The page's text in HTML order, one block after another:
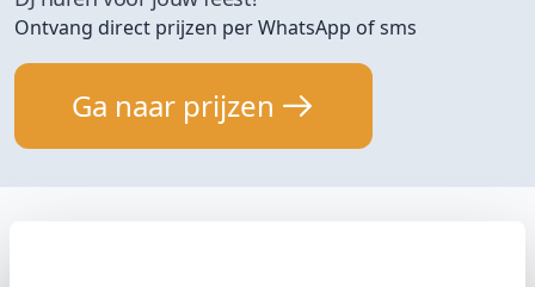
Ontvang direct prijzen per WhatsApp of sms
Ga naar prijzen